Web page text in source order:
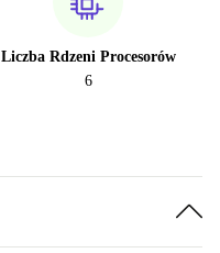
Liczba Rdzeni Procesorów
6